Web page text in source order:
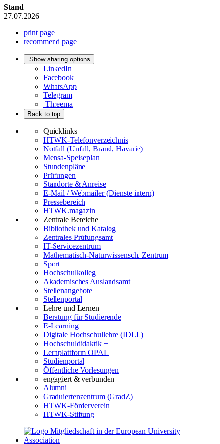
Stand
27.07.2026
print page
recommend page
Show sharing options
LinkedIn
Facebook
WhatsApp
Telegram
Threema
Back to top
Quicklinks
HTWK-Telefonverzeichnis
Notfall (Unfall, Brand, Havarie)
Mensa-Speiseplan
Stundenpläne
Prüfungen
Standorte & Anreise
E-Mail / Webmailer (Dienste intern)
Pressebereich
HTWK.magazin
Zentrale Bereiche
Bibliothek und Katalog
Zentrales Prüfungsamt
IT-Servicezentrum
Mathematisch-Naturwissensch. Zentrum
Sport
Hochschulkolleg
Akademisches Auslandsamt
Stellenangebote
Stellenportal
Lehre und Lernen
Beratung für Studierende
E-Learning
Digitale Hochschullehre (IDLL)
Hochschuldidaktik +
Lernplattform OPAL
Studienportal
Öffentliche Vorlesungen
engagiert & verbunden
Alumni
Graduiertenzentrum (GradZ)
HTWK-Förderverein
HTWK-Stiftung